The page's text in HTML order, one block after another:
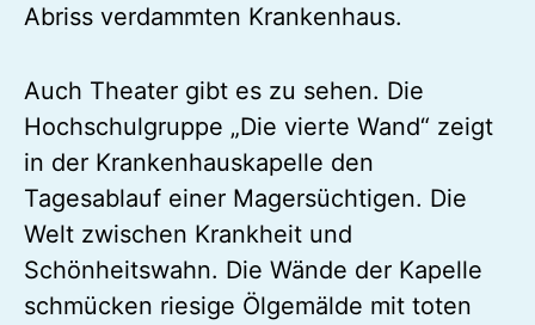
Abriss verdammten Krankenhaus.
Auch Theater gibt es zu sehen. Die
Hochschulgruppe „Die vierte Wand“ zeigt
in der Krankenhauskapelle den
Tagesablauf einer Magersüchtigen. Die
Welt zwischen Krankheit und
Schönheitswahn. Die Wände der Kapelle
schmücken riesige Ölgemälde mit toten